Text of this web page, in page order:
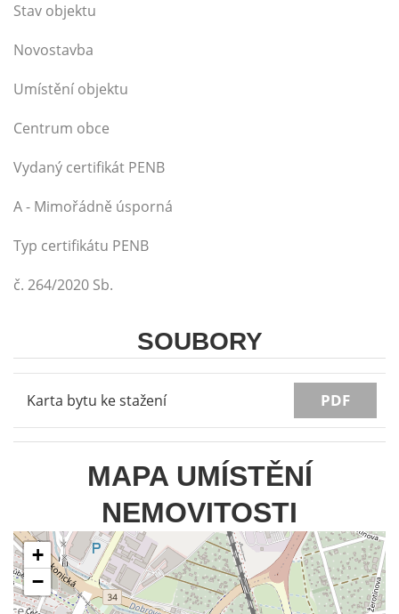
Stav objektu
Novostavba
Umístění objektu
Centrum obce
Vydaný certifikát PENB
A - Mimořádně úsporná
Typ certifikátu PENB
č. 264/2020 Sb.
SOUBORY
Karta bytu ke stažení PDF
MAPA UMÍSTĚNÍ
NEMOVITOSTI
+
−